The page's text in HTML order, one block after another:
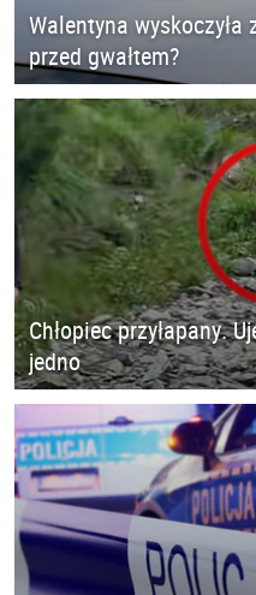
Walentyna wyskoczyła
przed gwałtem?
Chłopiec przyłapany.
jedno